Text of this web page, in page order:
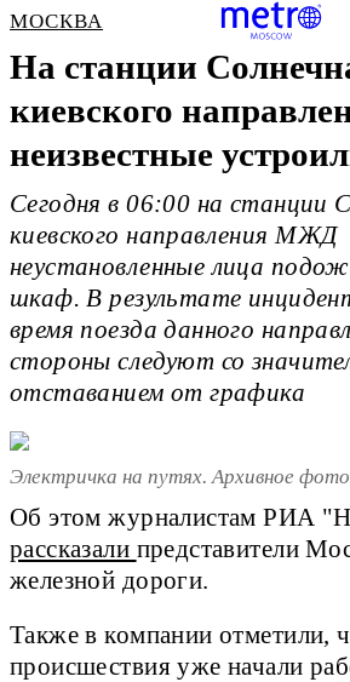
МОСКВА
На станции
киевского
неизвестные
Сегодня в 06:00 на станции
киевского направления МЖД
неустановленные лица
шкаф. В результате
время поезда данного
стороны следуют со
отставанием от графика
Электричка на путях. Архивное фото
Об этом журналистам РИА
рассказали представители
железной дороги.
Также в компании отметили,
происшествия уже начали